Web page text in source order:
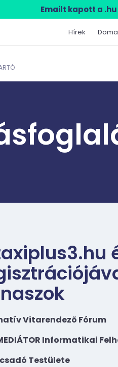
Emailt kapott a
Hírek
Vitarendezõ Fórum
Informatikai
Testülete